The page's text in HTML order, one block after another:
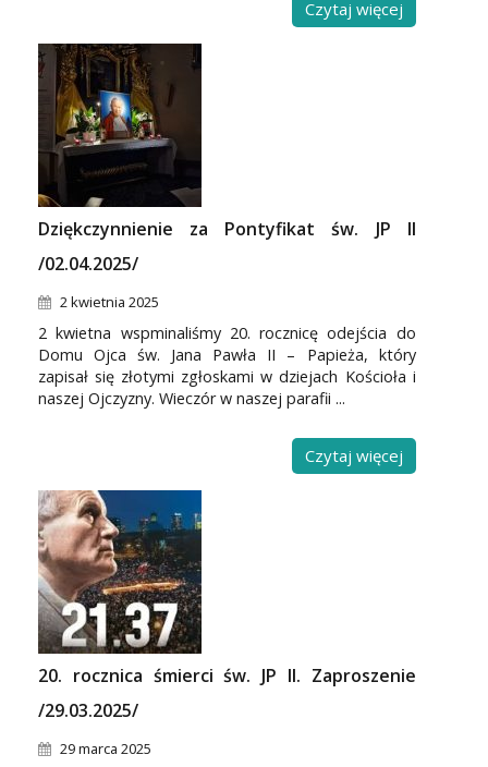
Czytaj więcej
Dziękczynnienie za Pontyfikat św. JP II
/02.04.2025/
2 kwietnia 2025
2 kwietna wspminaliśmy 20. rocznicę odejścia do
Domu Ojca św. Jana Pawła II – Papieża, który
zapisał się złotymi zgłoskami w dziejach Kościoła i
naszej Ojczyzny. Wieczór w naszej parafii ...
Czytaj więcej
20. rocznica śmierci św. JP II. Zaproszenie
/29.03.2025/
29 marca 2025